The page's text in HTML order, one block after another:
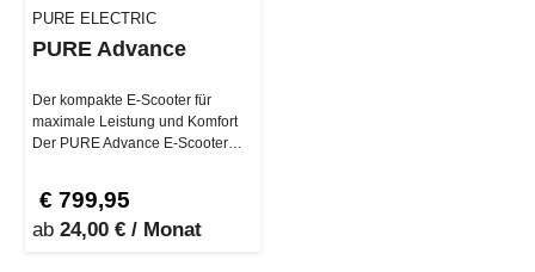
PURE ELECTRIC
PURE Advance
Der kompakte E-Scooter für
maximale Leistung und Komfort
Der PURE Advance E-Scooter
€ 799,95
ab 24,00 € / Monat